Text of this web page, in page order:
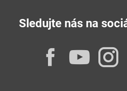
Sledujte nás na